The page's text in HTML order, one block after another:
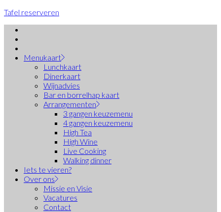
Tafel reserveren
Menukaart
Lunchkaart
Dinerkaart
Wijnadvies
Bar en borrelhap kaart
Arrangementen
3 gangen keuzemenu
4 gangen keuzemenu
High Tea
High Wine
Live Cooking
Walking dinner
Iets te vieren?
Over ons
Missie en Visie
Vacatures
Contact